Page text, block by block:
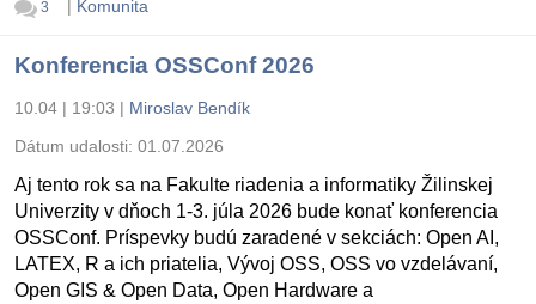
3 Komunita
Konferencia OSSConf 2026
10.04 | 19:03 | Miroslav Bendík
Dátum udalosti: 01.07.2026
Aj tento rok sa na Fakulte riadenia a informatiky Žilinskej
Univerzity v dňoch 1-3. júla 2026 bude konať konferencia
OSSConf. Príspevky budú zaradené v sekciách: Open AI,
LATEX, R a ich priatelia, Vývoj OSS, OSS vo vzdelávaní,
Open GIS & Open Data, Open Hardware a